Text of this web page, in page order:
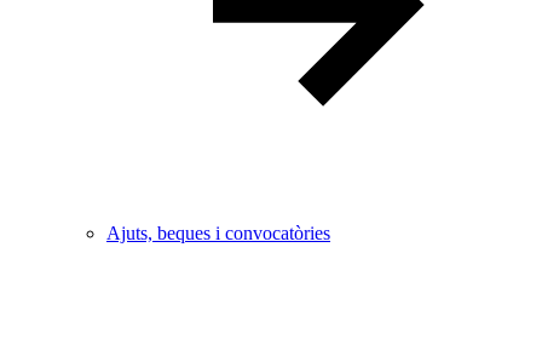
Ajuts, beques i convocatòries